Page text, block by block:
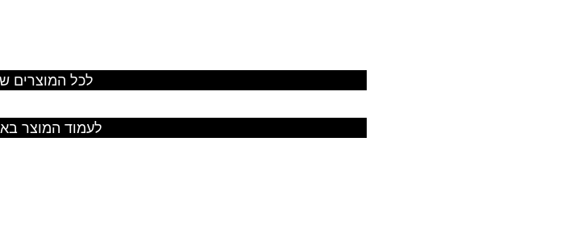
לכל המוצרים
לעמוד המוצר